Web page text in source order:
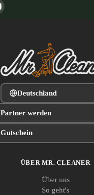
Deutschland
Partner werden
Gutschein
ÜBER MR. CLEANER
Über uns
So geht's